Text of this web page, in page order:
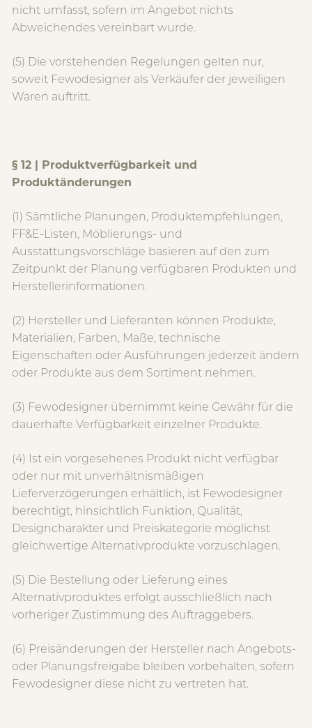
nicht umfasst, sofern im Angebot nichts
Abweichendes vereinbart wurde.
(5) Die vorstehenden Regelungen gelten nur,
soweit Fewodesigner als Verkäufer der jeweiligen
Waren auftritt.
§ 12 | Produktverfügbarkeit und
Produktänderungen
(1) Sämtliche Planungen, Produktempfehlungen,
FF&E-Listen, Möblierungs- und
Ausstattungsvorschläge basieren auf den zum
Zeitpunkt der Planung verfügbaren Produkten und
Herstellerinformationen.
(2) Hersteller und Lieferanten können Produkte,
Materialien, Farben, Maße, technische
Eigenschaften oder Ausführungen jederzeit ändern
oder Produkte aus dem Sortiment nehmen.
(3) Fewodesigner übernimmt keine Gewähr für die
dauerhafte Verfügbarkeit einzelner Produkte.
(4) Ist ein vorgesehenes Produkt nicht verfügbar
oder nur mit unverhältnismäßigen
Lieferverzögerungen erhältlich, ist Fewodesigner
berechtigt, hinsichtlich Funktion, Qualität,
Designcharakter und Preiskategorie möglichst
gleichwertige Alternativprodukte vorzuschlagen.
(5) Die Bestellung oder Lieferung eines
Alternativproduktes erfolgt ausschließlich nach
vorheriger Zustimmung des Auftraggebers.
(6) Preisänderungen der Hersteller nach Angebots-
oder Planungsfreigabe bleiben vorbehalten, sofern
Fewodesigner diese nicht zu vertreten hat.